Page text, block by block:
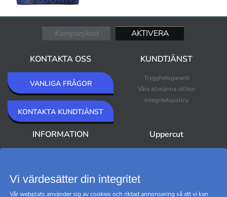
KONTAKTA OSS
VANLIGA FRÅGOR
KONTAKTA KUNDTJÄNST
KUNDTJÄNST
Trygghetsgaranti
Våra allmänna villkor
Integritetspolicy
INFORMATION Uppercut
Vi värdesätter din integritet
Vår webplats använder sig av cookies och riktad annonsering så att vi kan